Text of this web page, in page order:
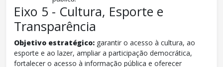
Eixo 5 - Cultura, Esporte e
Transparência
Objetivo estratégico: garantir o acesso à cultura, ao
esporte e ao lazer, ampliar a participação democrática,
fortalecer o acesso à informação pública e oferecer